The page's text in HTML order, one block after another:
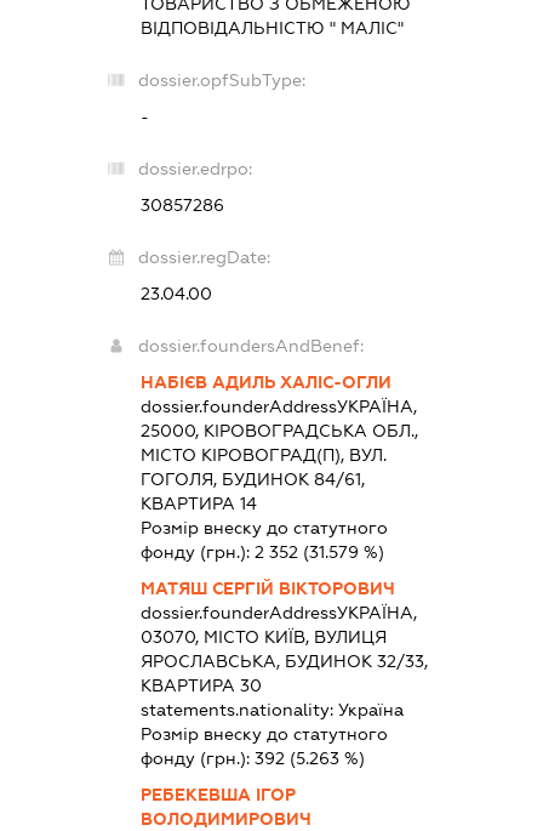
ВІДПОВІДАЛЬНІСТЮ " МАЛІС"
dossier.opfSubType:
-
dossier.edrpo:
30857286
dossier.regDate:
23.04.00
dossier.foundersAndBenef:
НАБІЄВ АДИЛЬ ХАЛІС-ОГЛИ
dossier.founderAddressУКРАЇНА,
25000, КІРОВОГРАДСЬКА ОБЛ.,
МІСТО КІРОВОГРАД(П), ВУЛ.
ГОГОЛЯ, БУДИНОК 84/61,
КВАРТИРА 14
Розмір внеску до статутного
фонду (грн.): 2 352 (31.579 %)
МАТЯШ СЕРГІЙ ВІКТОРОВИЧ
dossier.founderAddressУКРАЇНА,
03070, МІСТО КИЇВ, ВУЛИЦЯ
ЯРОСЛАВСЬКА, БУДИНОК 32/33,
КВАРТИРА 30
statements.nationality: Україна
Розмір внеску до статутного
фонду (грн.): 392 (5.263 %)
РЕБЕКЕВША ІГОР
ВОЛОДИМИРОВИЧ